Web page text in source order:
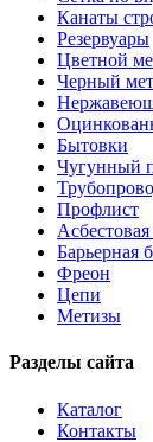
Канаты
Резервуары
Цветной
Черный
Бытовки
Чугунный
Профлист
Барьерная
Фреон
Цепи
Метизы
Разделы сайта
Каталог
Контакты